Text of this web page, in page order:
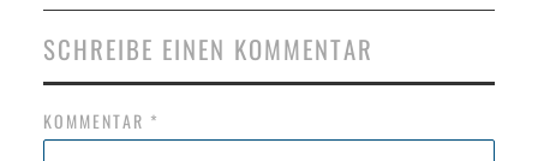
SCHREIBE EINEN KOMMENTAR
KOMMENTAR *